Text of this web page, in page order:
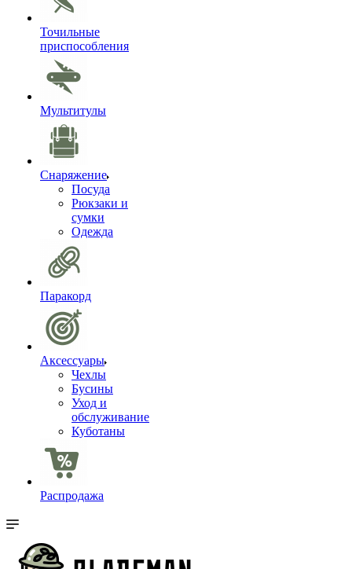
Точильные
приспособления
Мультитулы
Снаряжение
Посуда
Рюкзаки и
сумки
Одежда
Паракорд
Аксессуары
Чехлы
Бусины
Уход и
обслуживание
Куботаны
Распродажа